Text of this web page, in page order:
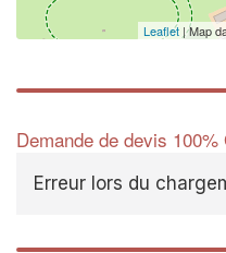
Leaflet | Map
Demande de devis 100%
Erreur lors du